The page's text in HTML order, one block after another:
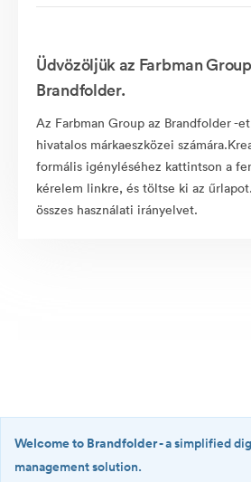
Üdvözöljük az Farbman
Brandfolder.
Az Farbman Group az Brandfolder -
hivatalos márkaeszközei
formális igényléséhez kattintson a
kérelem linkre, és töltse ki az
összes használati irányelvet.
Welcome to Brandfolder- a simplified
management solution.